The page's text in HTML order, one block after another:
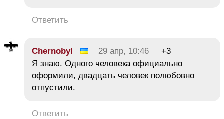
Ответить
Chernobyl 29 апр, 10:46
+3
Я знаю. Одного человека официально
оформили, двадцать человек полюбовно
отпустили.
Ответить